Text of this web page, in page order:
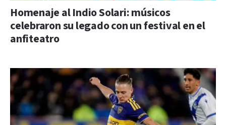
Homenaje al Indio Solari: músicos
celebraron su legado con un festival en el
anfiteatro